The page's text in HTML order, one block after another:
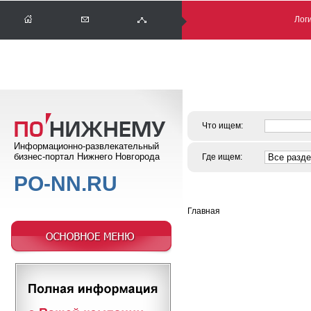
Что ищем:
Где ищем:
Главная
Информационно-развлекательный
бизнес-портал Нижнего Новгорода
PO-NN.RU